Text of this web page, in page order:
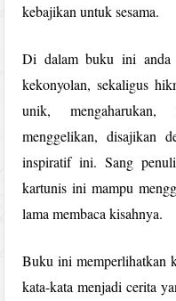
kebajikan untuk sesama.
Di dalam buku ini anda
kekonyolan, sekaligus
unik, mengaharukan,
menggelikan, disajikan
inspiratif ini. Sang
kartunis ini mampu
lama membaca kisahnya.
Buku ini memperlihatkan
kata-kata menjadi cerita